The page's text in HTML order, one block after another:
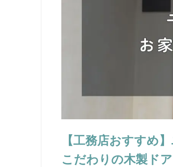
【工務店おすすめ
こだわりの木製ド